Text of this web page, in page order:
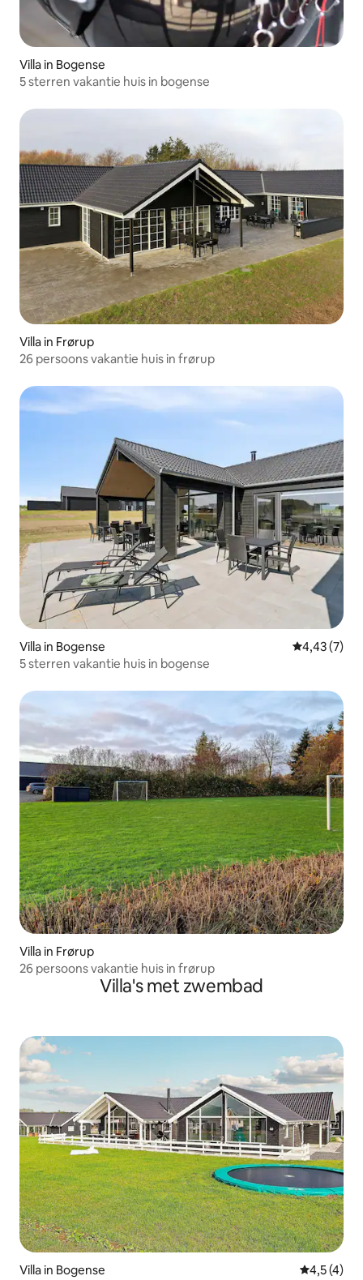
Villa in Bogense
5 sterren vakantie huis in bogense
Villa in Frørup
26 persoons vakantie huis in frørup
Villa in Bogense
4,43 (7)
5 sterren vakantie huis in bogense
Villa in Frørup
26 persoons vakantie huis in frørup
Villa's met zwembad
Villa in Bogense
4,5 (4)